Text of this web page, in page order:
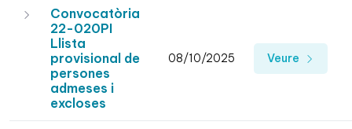
Convocatòria
22-020PI
Llista
provisional de
persones
admeses i
excloses
08/10/2025 Veure